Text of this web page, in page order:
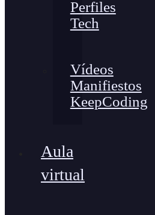
Perfiles
Tech
Vídeos
Manifiestos
KeepCoding
Aula
virtual